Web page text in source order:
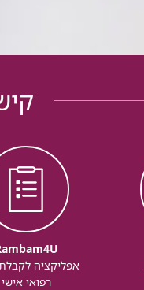
אפליקציה
רפואי אישי